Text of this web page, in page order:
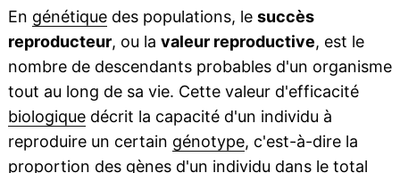
En génétiquedes populations, le succès
reproducteur, ou la valeur reproductive, est le
nombre de descendants probables d'un organisme
tout au long de sa vie. Cette valeur d'efficacité
biologiquedécrit la capacité d'un individu à
reproduire un certain génotype, c'est-à-dire la
proportion des gènes d'un individu dans le total